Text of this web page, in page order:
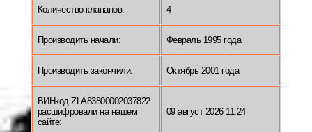
Количество клапанов: 4
Производить начали: Февраль 1995 года
Производить закончили: Октябрь 2001 года
ВИНкод ZLA83800002037822
расшифровали на нашем
сайте:
09 август 2026 11:24